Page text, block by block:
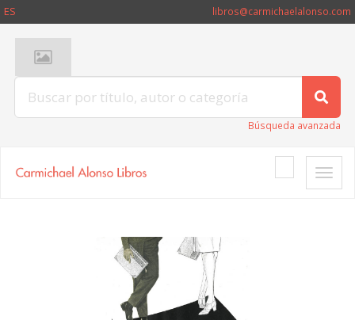
ES libros@carmichaelalonso.com
Búsqueda avanzada
Toggle